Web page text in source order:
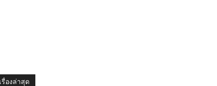
เรื่องล่าสุด